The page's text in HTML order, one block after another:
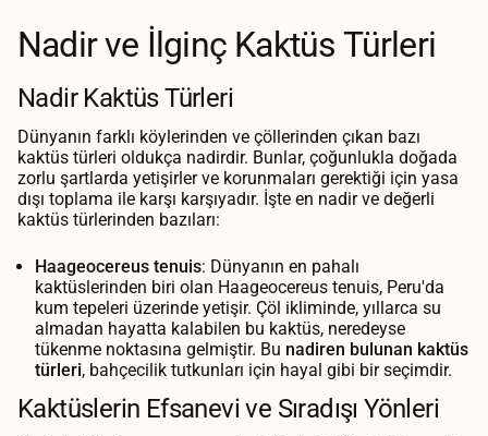
Nadir ve İlginç Kaktüs Türleri
Nadir Kaktüs Türleri
Dünyanın farklı köylerinden ve çöllerinden çıkan bazı
kaktüs türleri oldukça nadirdir. Bunlar, çoğunlukla doğada
zorlu şartlarda yetişirler ve korunmaları gerektiği için yasa
dışı toplama ile karşı karşıyadır. İşte en nadir ve değerli
kaktüs türlerinden bazıları:
Haageocereus tenuis: Dünyanın en pahalı
kaktüslerinden biri olan Haageocereus tenuis, Peru'da
kum tepeleri üzerinde yetişir. Çöl ikliminde, yıllarca su
almadan hayatta kalabilen bu kaktüs, neredeyse
tükenme noktasına gelmiştir. Bu nadiren bulunan kaktüs
türleri, bahçecilik tutkunları için hayal gibi bir seçimdir.
Kaktüslerin Efsanevi ve Sıradışı Yönleri